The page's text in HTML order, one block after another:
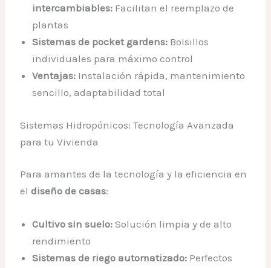
intercambiables: Facilitan el reemplazo de
plantas
Sistemas de pocket gardens: Bolsillos
individuales para máximo control
Ventajas: Instalación rápida, mantenimiento
sencillo, adaptabilidad total
Sistemas Hidropónicos: Tecnología Avanzada
para tu Vivienda
Para amantes de la tecnología y la eficiencia en
eldiseño de casas:
Cultivo sin suelo: Solución limpia y de alto
rendimiento
Sistemas de riego automatizado: Perfectos